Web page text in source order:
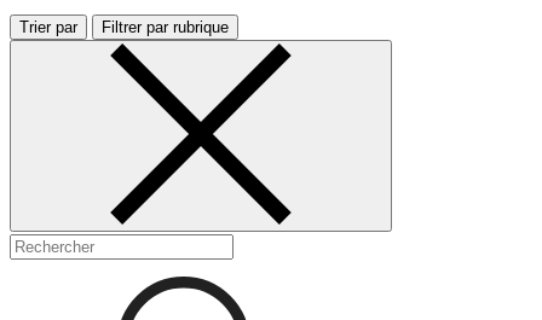
Trier par Filtrer par rubrique